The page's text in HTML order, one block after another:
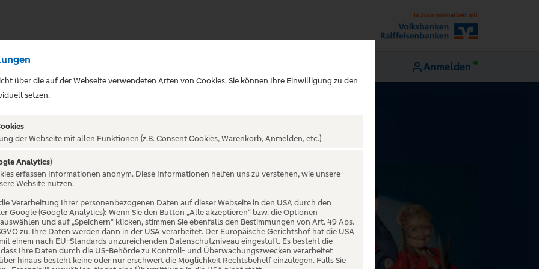
Anmelden
- Nur
in'
über die auf der Webseite verwendeten Arten von Cookies. Sie können Ihre Einwilligung zu den
setzen.
der Webseite mit allen Funktionen (z.B. Consent Cookies, Warenkorb, Anmelden, etc.)
Analytics)
erfassen Informationen anonym. Diese Informationen helfen uns zu verstehen, wie unsere
Website nutzen.
Verarbeitung Ihrer personenbezogenen Daten auf dieser Webseite in den USA durch den
Google (Google Analytics): Wenn Sie den Button „Alle akzeptieren“ bzw. die Optionen
und auf „Speichern“ klicken, stimmen Sie ebenfalls den Bestimmungen von Art. 49 Abs.
zu. Ihre Daten werden dann in der USA verarbeitet. Der Europäische Gerichtshof hat die USA
einem nach EU-Standards unzureichenden Datenschutzniveau eingestuft. Es besteht die
Ihre Daten durch die US-Behörde zu Kontroll- und Überwachungszwecken verarbeitet
hinaus besteht keine oder nur erschwert die Möglichkeit Rechtsbehelf einzulegen. Falls Sie